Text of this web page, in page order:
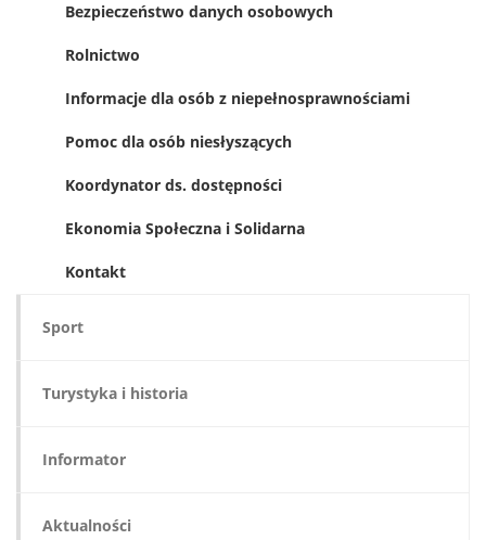
Bezpieczeństwo danych osobowych
Rolnictwo
Informacje dla osób z niepełnosprawnościami
Pomoc dla osób niesłyszących
Koordynator ds. dostępności
Ekonomia Społeczna i Solidarna
Kontakt
Sport
Turystyka i historia
Informator
Aktualności